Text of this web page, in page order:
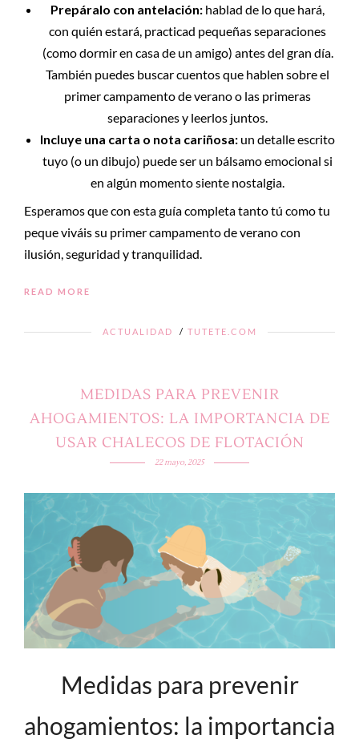
Prepáralo con antelación: hablad de lo que hará,
con quién estará, practicad pequeñas separaciones
(como dormir en casa de un amigo) antes del gran día.
También puedes buscar cuentos que hablen sobre el
primer campamento de verano o las primeras
separaciones y leerlos juntos.
Incluye una carta o nota cariñosa: un detalle escrito
tuyo (o un dibujo) puede ser un bálsamo emocional si
en algún momento siente nostalgia.
Esperamos que con esta guía completa tanto tú como tu
peque viváis su primer campamento de verano con
ilusión, seguridad y tranquilidad.
READ MORE
ACTUALIDAD / TUTETE.COM
MEDIDAS PARA PREVENIR
AHOGAMIENTOS: LA IMPORTANCIA DE
USAR CHALECOS DE FLOTACIÓN
22 mayo, 2025
Medidas para prevenir
ahogamientos: la importancia